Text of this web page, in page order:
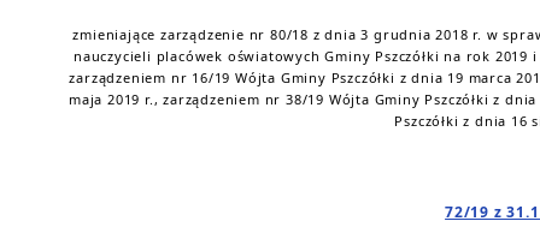
zmieniające zarządzenie nr 80/18 z dnia 3 grudnia 2018 r. w
nauczycieli placówek oświatowych Gminy Pszczółki na rok
zarządzeniem nr 16/19 Wójta Gminy Pszczółki z dnia 19 marca
maja 2019 r., zarządzeniem nr 38/19 Wójta Gminy Pszczółki z
Pszczółki z dnia 16
72/19 z